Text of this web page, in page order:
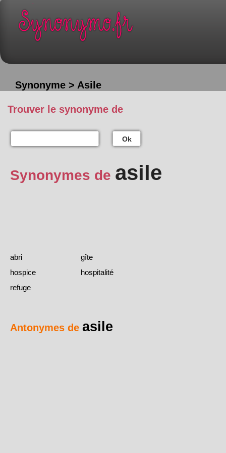
Synonyme > Asile
Trouver le synonyme de
Ok
Synonymes de asile
abri
gîte
hospice
hospitalité
refuge
Antonymes de asile